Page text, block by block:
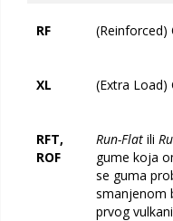
RF (Reinforced)
XL (Extra Load)
RFT,
ROF
Run-Flat ili
gume koja
se guma
smanjenom
prvog